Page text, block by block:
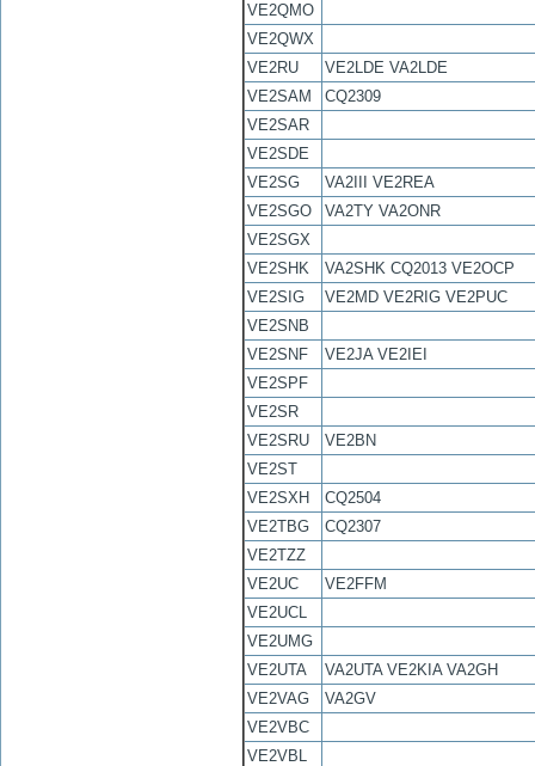
VE2QMO
VE2QWX
VE2RU
VE2LDE VA2LDE
VE2SAM
CQ2309
VE2SAR
VE2SDE
VE2SG
VA2III VE2REA
VE2SGO
VA2TY VA2ONR
VE2SGX
VE2SHK
VA2SHK CQ2013 VE2OCP
VE2SIG
VE2MD VE2RIG VE2PUC
VE2SNB
VE2SNF
VE2JA VE2IEI
VE2SPF
VE2SR
VE2SRU
VE2BN
VE2ST
VE2SXH
CQ2504
VE2TBG
CQ2307
VE2TZZ
VE2UC
VE2FFM
VE2UCL
VE2UMG
VE2UTA
VA2UTA VE2KIA VA2GH
VE2VAG
VA2GV
VE2VBC
VE2VBL